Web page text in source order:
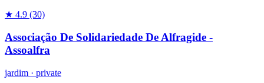
★ 4.9 (30)
Associação De Solidariedade De Alfragide -
Assoalfra
jardim · private